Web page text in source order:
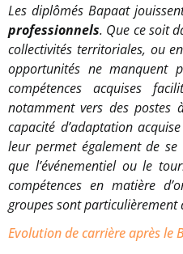
Les diplômés Bapaat
professionnels. Que ce soit
collectivités territoriales, ou
opportunités ne manquent
compétences acquises
notamment vers des postes
capacité d’adaptation
leur permet également de
que l’événementiel ou le
compétences en matière
groupes sont particulièrement
Evolution de carrière après le